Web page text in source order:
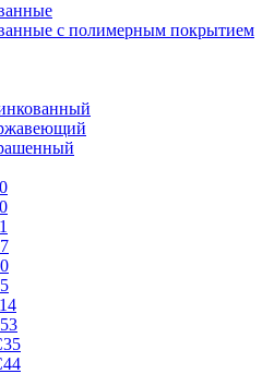
с полимерным покрытием